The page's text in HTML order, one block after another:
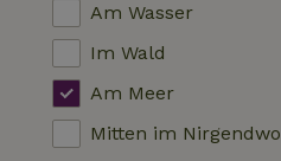
Am Wasser
Im Wald
Am Meer
Mitten im Nirgendwo